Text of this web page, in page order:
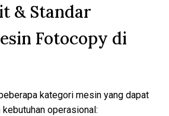
& Standar
Fotocopy di
kategori mesin yang dapat
operasional: